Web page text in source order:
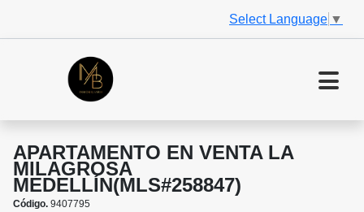
Select Language ▼
APARTAMENTO EN VENTA LA
MILAGROSA
MEDELLÍN(MLS#258847)
Código. 9407795